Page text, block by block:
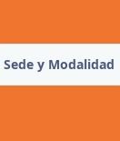
Sede y Modalidad